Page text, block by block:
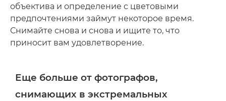
объектива и определение с цветовыми
предпочтениями займут некоторое время.
Снимайте снова и снова и ищите то, что
приносит вам удовлетворение.
Еще больше от фотографов,
снимающих в экстремальных